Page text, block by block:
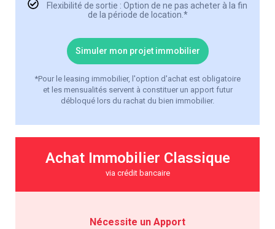
Flexibilité de sortie : Option de ne pas acheter à la fin
de la période de location.*
Simuler mon projet immobilier
*Pour le leasing immobilier, l'option d'achat est obligatoire
et les mensualités servent à constituer un apport futur
débloqué lors du rachat du bien immobilier.
Achat Immobilier Classique
via crédit bancaire
Nécessite un Apport